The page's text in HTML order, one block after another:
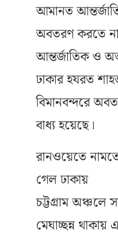
আমানত
অবতরণ করতে
আন্তর্জাতিক ও
ঢাকার হযরত
বিমানবন্দরে
বাধ্য হয়েছে।
রানওয়েতে
গেল ঢাকায়
চট্টগ্রাম
মেঘাচ্ছন্ন থাকায়